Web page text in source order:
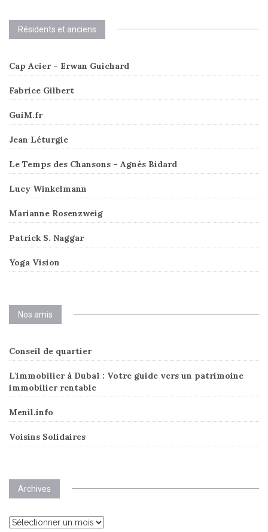
Résidents et anciens
Cap Acier – Erwan Guichard
Fabrice Gilbert
GuiM.fr
Jean Léturgie
Le Temps des Chansons – Agnès Bidard
Lucy Winkelmann
Marianne Rosenzweig
Patrick S. Naggar
Yoga Vision
Nos amis
Conseil de quartier
L'immobilier à Dubaï : Votre guide vers un patrimoine
immobilier rentable
Menil.info
Voisins Solidaires
Archives
Archives